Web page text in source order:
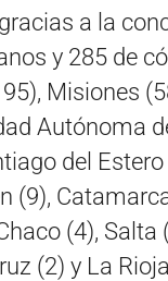
a la
y 285 de
Misiones
Autónoma
del
(9),
(4), Salta
(2) y La